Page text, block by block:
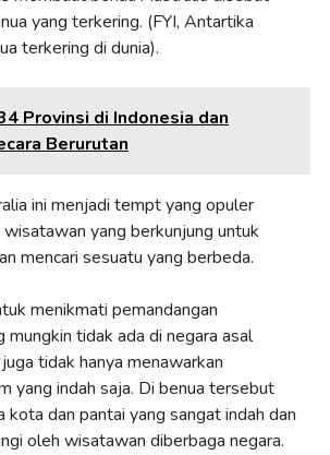
yang terkering. (FYI, Antartika
terkering di dunia).
Provinsi di Indonesia dan
Berurutan
ini menjadi tempt yang opuler
yang berkunjung untuk
mencari sesuatu yang berbeda.
menikmati pemandangan
mungkin tidak ada di negara asal
tidak hanya menawarkan
yang indah saja. Di benua tersebut
kota dan pantai yang sangat indah dan
oleh wisatawan diberbaga negara.